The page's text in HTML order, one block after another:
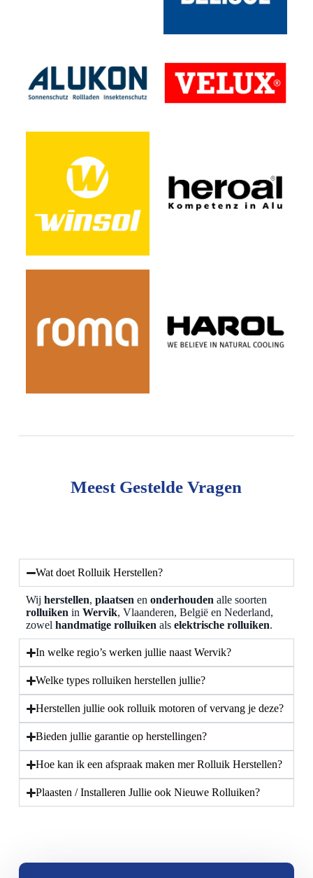
Meest Gestelde Vragen
Wat doet Rolluik Herstellen?
Wij herstellen, plaatsen en onderhouden alle soorten
rolluiken in Wervik, Vlaanderen, België en Nederland,
zowel handmatige rolluiken als elektrische rolluiken.
In welke regio’s werken jullie naast Wervik?
Welke types rolluiken herstellen jullie?
Herstellen jullie ook rolluik motoren of vervang je deze?
Bieden jullie garantie op herstellingen?
Hoe kan ik een afspraak maken mer Rolluik Herstellen?
Plaasten / Installeren Jullie ook Nieuwe Rolluiken?